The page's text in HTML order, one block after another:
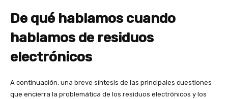
De qué hablamos cuando
hablamos de residuos
electrónicos
A continuación, una breve síntesis de las principales cuestiones
que encierra la problemática de los residuos electrónicos y los